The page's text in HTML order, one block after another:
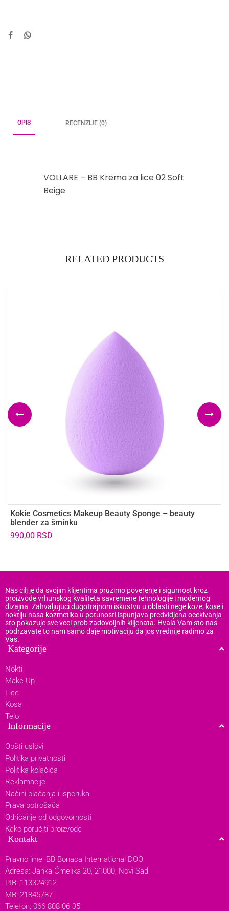
OPIS RECENZIJE (0)
VOLLARE – BB Krema za lice 02 Soft
Beige
RELATED PRODUCTS
Kokie Cosmetics Makeup Beauty Sponge – beauty
blender za šminku
990,00 RSD
Nas cilj je da svojim klijentima pruzimo poverenje i sigurnost kroz
proizvode vrhunskog kvaliteta savremene tehnologije i modernog
dizajna. Zahvaljujuci dugotrajnom iskustvu u oblasti nege koze, kose i
noktiju nasa kozmetika u potunosti ispunjava predvidjena ocekivanja
sto pokazuje sve veci prob zadovoljnih klijenata. Hvala Vam sto nas
podrzavate to nam samo daje motivaciju da jos vrednije radimo za
Vas.
Kategorije
Nokti
Make Up
Lice
Kosa
Telo
Informacije
Opšti uslovi
Politika privatnosti
Politika kolačića
Reklamacije
Načini plaćanja i isporuka
Prava potrošača
Odricanje od odgovornosti
Kako poručiti proizvode
Kontakt
Pravno ime: BB Bonaca International DOO
Adresa: Janka Čmelika 20, 21000, Novi Sad
PIB: 113324912
MB: 21845787
Telefon: 066 808 06 35